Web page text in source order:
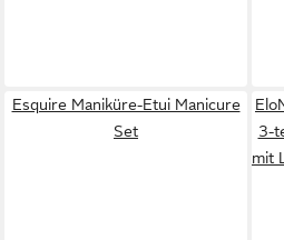
Esquire Maniküre-Etui Manicure
Set
3-
mit